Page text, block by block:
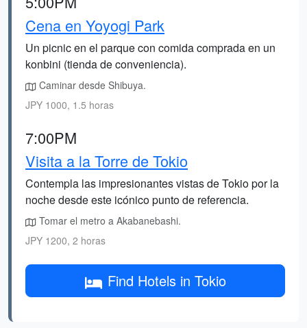
Cena en Yoyogi Park
Un picnic en el parque con comida comprada en un
konbini (tienda de conveniencia).
Caminar desde Shibuya.
JPY 1000, 1.5 horas
7:00PM
Visita a la Torre de Tokio
Contempla las impresionantes vistas de Tokio por la
noche desde este icónico punto de referencia.
Tomar el metro a Akabanebashi.
JPY 1200, 2 horas
Find Hotels in Tokio